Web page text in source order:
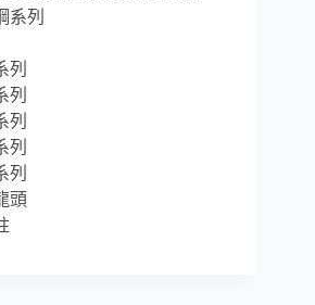
系列
列
列
列
列
列
頭